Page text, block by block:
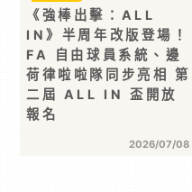
《強棒出擊：ALL
IN》半周年改版登場！
FA 自由球員系統、邊
荷律啦啦隊同步亮相 第
二屆 ALL IN 盃開放
報名
2026/07/08